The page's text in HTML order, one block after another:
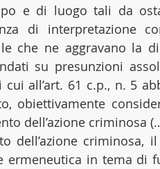
e di luogo tali da
di interpretazione
che ne aggravano la
su presunzioni
all’art. 61 c.p., n. 5
obiettivamente
dell’azione criminosa
dell’azione criminosa,
ermeneutica in tema di